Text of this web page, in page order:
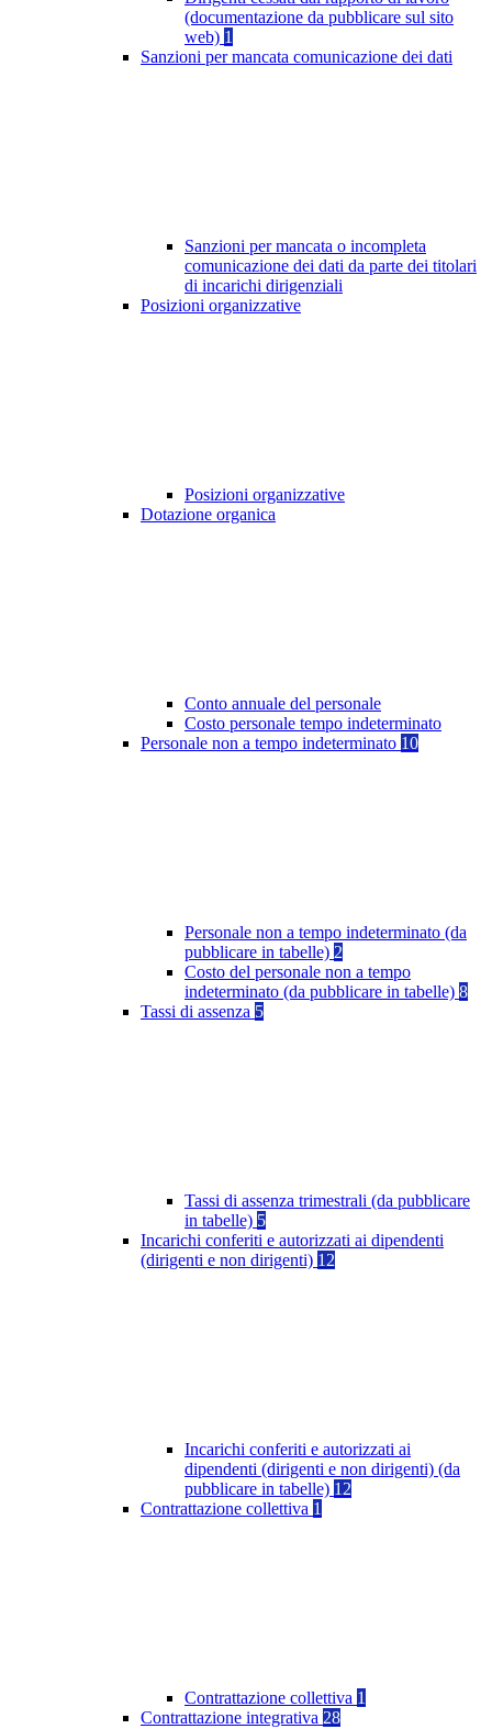
(documentazione da pubblicare sul sito
web) 1
Sanzioni per mancata comunicazione dei dati
Sanzioni per mancata o incompleta
comunicazione dei dati da parte dei titolari
di incarichi dirigenziali
Posizioni organizzative
Posizioni organizzative
Dotazione organica
Conto annuale del personale
Costo personale tempo indeterminato
Personale non a tempo indeterminato 10
Personale non a tempo indeterminato (da
pubblicare in tabelle) 2
Costo del personale non a tempo
indeterminato (da pubblicare in tabelle) 8
Tassi di assenza 5
Tassi di assenza trimestrali (da pubblicare
in tabelle) 5
Incarichi conferiti e autorizzati ai dipendenti
(dirigenti e non dirigenti) 12
Incarichi conferiti e autorizzati ai
dipendenti (dirigenti e non dirigenti) (da
pubblicare in tabelle) 12
Contrattazione collettiva 1
Contrattazione collettiva 1
Contrattazione integrativa 28